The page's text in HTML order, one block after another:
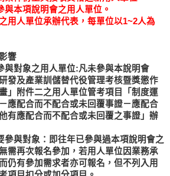
與本項說明會之用人單位。
用人單位承辦代表，每單位以1~2人為
響
與對象之用人單位:凡未參與本說明會
發及產業訓儲替代役管理考核暨獎懲作
」附件二之用人單位管考項目「制度運
應配合而不配合或未回覆事證－應配合
有應配合而不配合或未回覆之事證」辦
參與對象：即往年已參與過本項說明會之
需再次報名參加，若用人單位因業務承
仍有參加需求者亦可報名，但不列入用